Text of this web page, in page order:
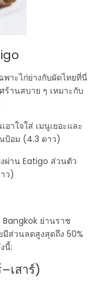
าะไก่ย่างกับผัดไทยที่นี่
ร้านสบาย ๆ เหมาะกับ
าใจใส่ เมนูเยอะและ
ป้อม (4.3 ดาว)
ผ่าน Eatigo ส่วนตัว
ว)
Bangkok ย่านราช
ส่วนลดสูงสุดถึง 50%
นี้:
เสาร์)